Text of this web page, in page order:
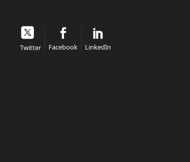
Twitter Facebook LinkedIn